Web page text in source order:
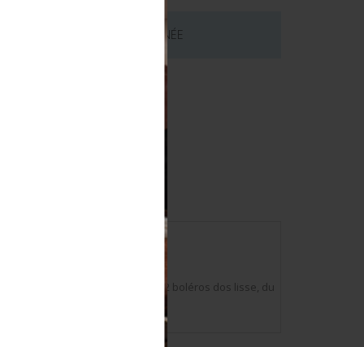
LOT EST MAINTENANT TERMINÉE
fabrication DPN Métra&déposé, 2 boléros dos lisse, du